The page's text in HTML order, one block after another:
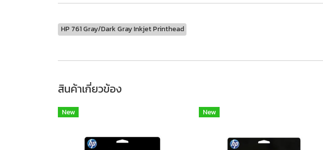
HP 761 Gray/Dark Gray Inkjet Printhead
สินค้าเกี่ยวข้อง
New New